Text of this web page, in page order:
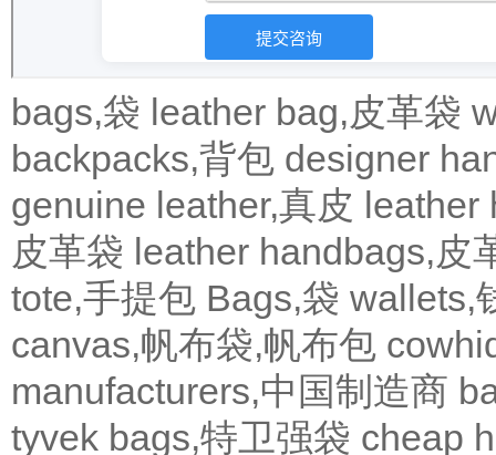
bags,袋 leather bag,皮革袋
backpacks,背包 designer
genuine leather,真皮 leather
皮革袋 leather handbags,皮
tote,手提包 Bags,袋 wallets,
canvas,帆布袋,帆布包
manufacturers,中国制造商
tyvek bags,特卫强袋 cheap